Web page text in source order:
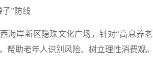
”防线
海岸新区隐珠文化广场，针对“高息养
帮助老年人识别风险、树立理性消费观。